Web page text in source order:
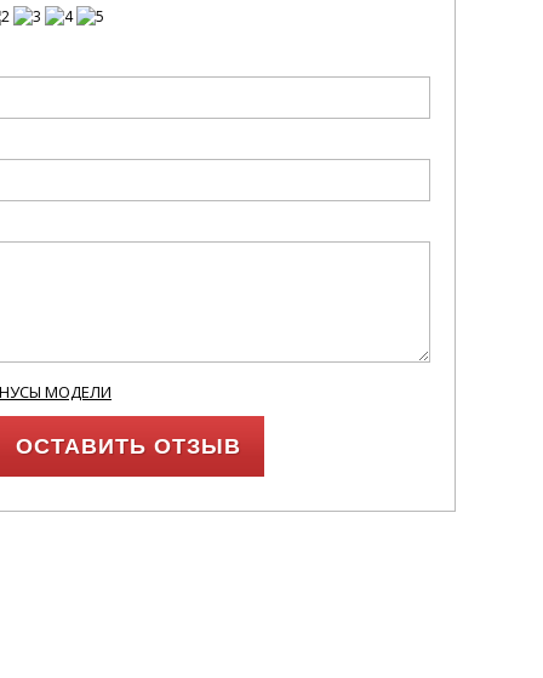
МОДЕЛИ
ОСТАВИТЬ ОТЗЫВ